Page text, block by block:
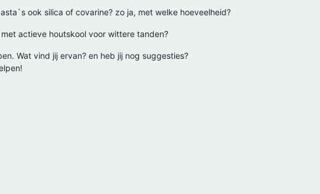
ook silica of covarine? zo ja, met welke hoeveelheid?
actieve houtskool voor wittere tanden?
Wat vind jij ervan? en heb jij nog suggesties?